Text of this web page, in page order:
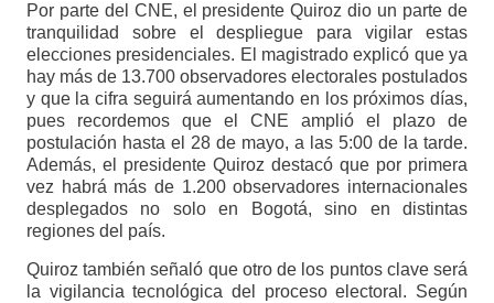
Por parte del CNE, el presidente Quiroz dio un parte de
tranquilidad sobre el despliegue para vigilar estas
elecciones presidenciales. El magistrado explicó que ya
hay más de 13.700 observadores electorales postulados
y que la cifra seguirá aumentando en los próximos días,
pues recordemos que el CNE amplió el plazo de
postulación hasta el 28 de mayo, a las 5:00 de la tarde.
Además, el presidente Quiroz destacó que por primera
vez habrá más de 1.200 observadores internacionales
desplegados no solo en Bogotá, sino en distintas
regiones del país.
Quiroz también señaló que otro de los puntos clave será
la vigilancia tecnológica del proceso electoral. Según